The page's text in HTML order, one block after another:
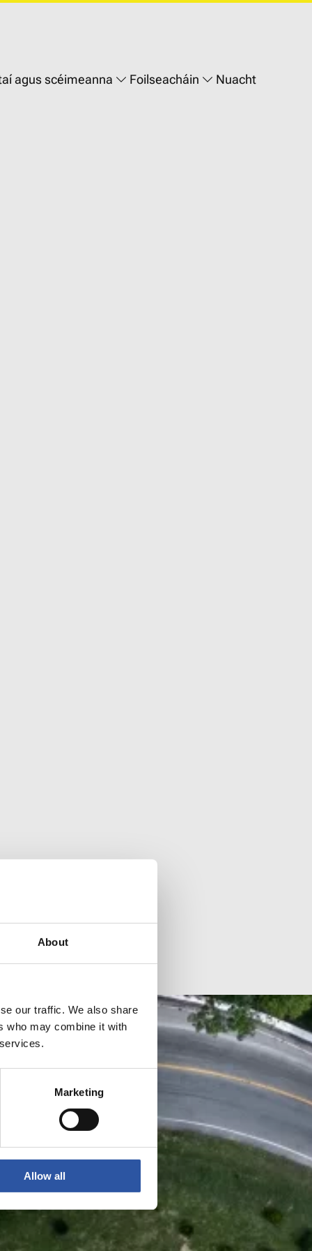
About
our traffic. We also share
who may combine it with
Marketing
Allow all
agus scéimeanna Foilseacháin Nuacht